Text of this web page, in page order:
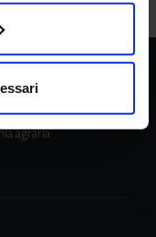
in agricoltura e
agraria